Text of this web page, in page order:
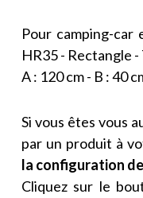
Pour camping-car
HR35 - Rectangle
A : 120 cm - B : 40
Si vous êtes vous
par un produit à
la configuration
Cliquez sur le